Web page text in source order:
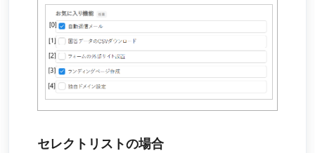
セレクトリストの場合